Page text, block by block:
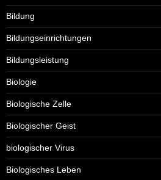
Bildung
Bildungseinrichtungen
Bildungsleistung
Biologie
Biologische Zelle
Biologischer Geist
biologischer Virus
Biologisches Leben